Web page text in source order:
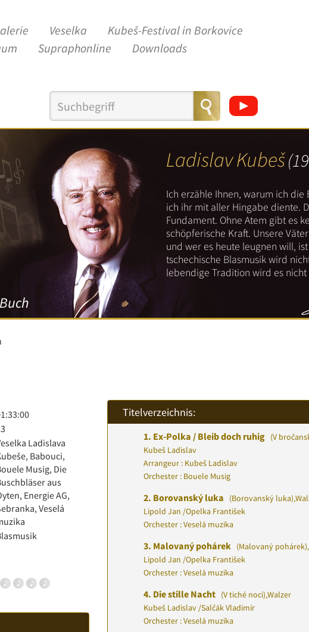
Veselka
Kubeš-Festival in Borkovice
Supraphonline Downloads
Buch
Ladislav Kubeš
Ich erzähle Ihnen, warum ich
ich ihr mit aller Hingabe diente.
Fundament. Ohne Atem gibt es
schöpferische Kraft. Unsere
und wer es heute leugnen will,
tschechische Blasmusik wird
lebendige Tradition wird es
Ladislava
Babouci,
Musig, Die
aus
Energie AG,
Veselá
Titelverzeichnis:
1. Ex-Polka / Bleib doch ruhig (V
Kubeš Ladislav
Arrangeur : Kubeš Ladislav
Orchester : Bouele Musig
2. Borovanský luka (Borovanský luka),
Lipold Jan /Opelka František
Orchester : Veselá muzika
3. Malovaný pohárek (Malovaný pohárek),
Lipold Jan /Opelka František
Orchester : Veselá muzika
4. Die stille Nacht (V tiché noci),Walzer
Kubeš Ladislav /Salčák Vladimír
Orchester : Veselá muzika